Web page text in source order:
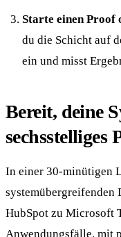
Starte einen Proof
du die Schicht auf
ein und misst
Bereit, deine
sechsstelliges
In einer 30-minütigen
systemübergreifenden
HubSpot zu Microsoft
Anwendungsfälle, mit